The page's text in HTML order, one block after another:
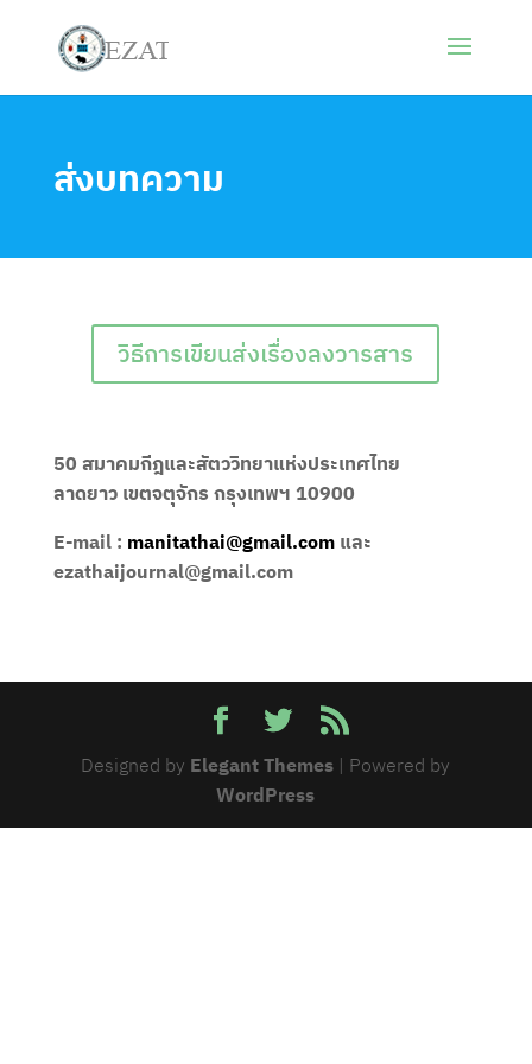
ส่งบทความ
วิธีการเขียนส่งเรื่องลงวารสาร
50 สมาคมกีฎและสัตววิทยาแห่งประเทศไทย
ลาดยาว เขตจตุจักร กรุงเทพฯ 10900
E-mail : manitathai@gmail.comและ
ezathaijournal@gmail.com
Designed by Elegant Themes | Powered by
WordPress